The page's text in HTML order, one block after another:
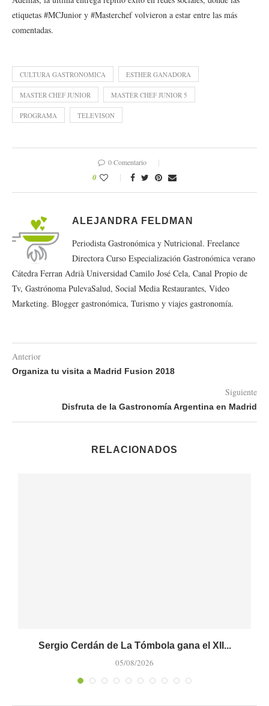
etiquetas #MCJunior y #Masterchef volvieron a estar entre las más
comentadas.
CULTURA GASTRONOMICA ESTHER GANADORA
MASTER CHEF JUNIOR MASTER CHEF JUNIOR 5
PROGRAMA TELEVISON
0 Comentario
0
ALEJANDRA FELDMAN
Periodista Gastronómica y Nutricional. Freelance
Directora Curso Especialización Gastronómica verano
Cátedra Ferran Adrià Universidad Camilo José Cela, Canal Propio de
Tv, Gastrónoma PulevaSalud, Social Media Restaurantes, Video
Marketing. Blogger gastronómica, Turismo y viajes gastronomía.
Anterior
Organiza tu visita a Madrid Fusion 2018
Siguiente
Disfruta de la Gastronomía Argentina en Madrid
RELACIONADOS
Sergio Cerdán de La Tómbola gana el XII...
05/08/2026